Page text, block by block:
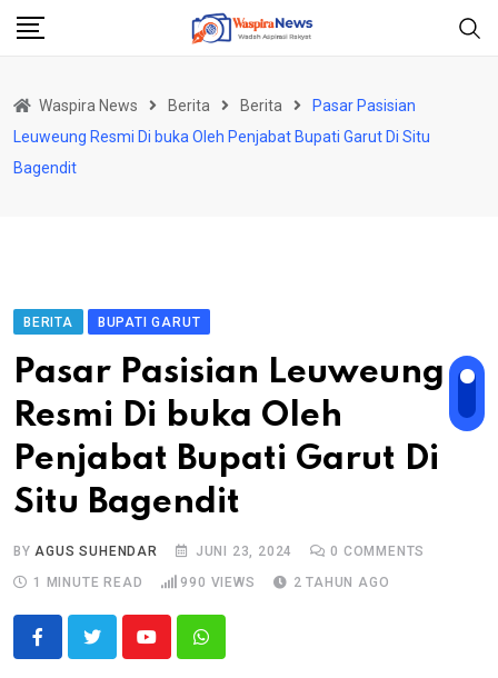
Skip
Waspira News Berita Berita
Pasar Pasisian
Leuweung Resmi Di buka Oleh Penjabat Bupati Garut Di Situ
Bagendit
BERITA BUPATI GARUT
Pasar Pasisian Leuweung
Resmi Di buka Oleh
Penjabat Bupati Garut Di
Situ Bagendit
BYAGUS SUHENDAR JUNI 23, 2024 0 COMMENTS
1 MINUTE READ
990 VIEWS 2 TAHUN AGO
YoutubeWhatsapp